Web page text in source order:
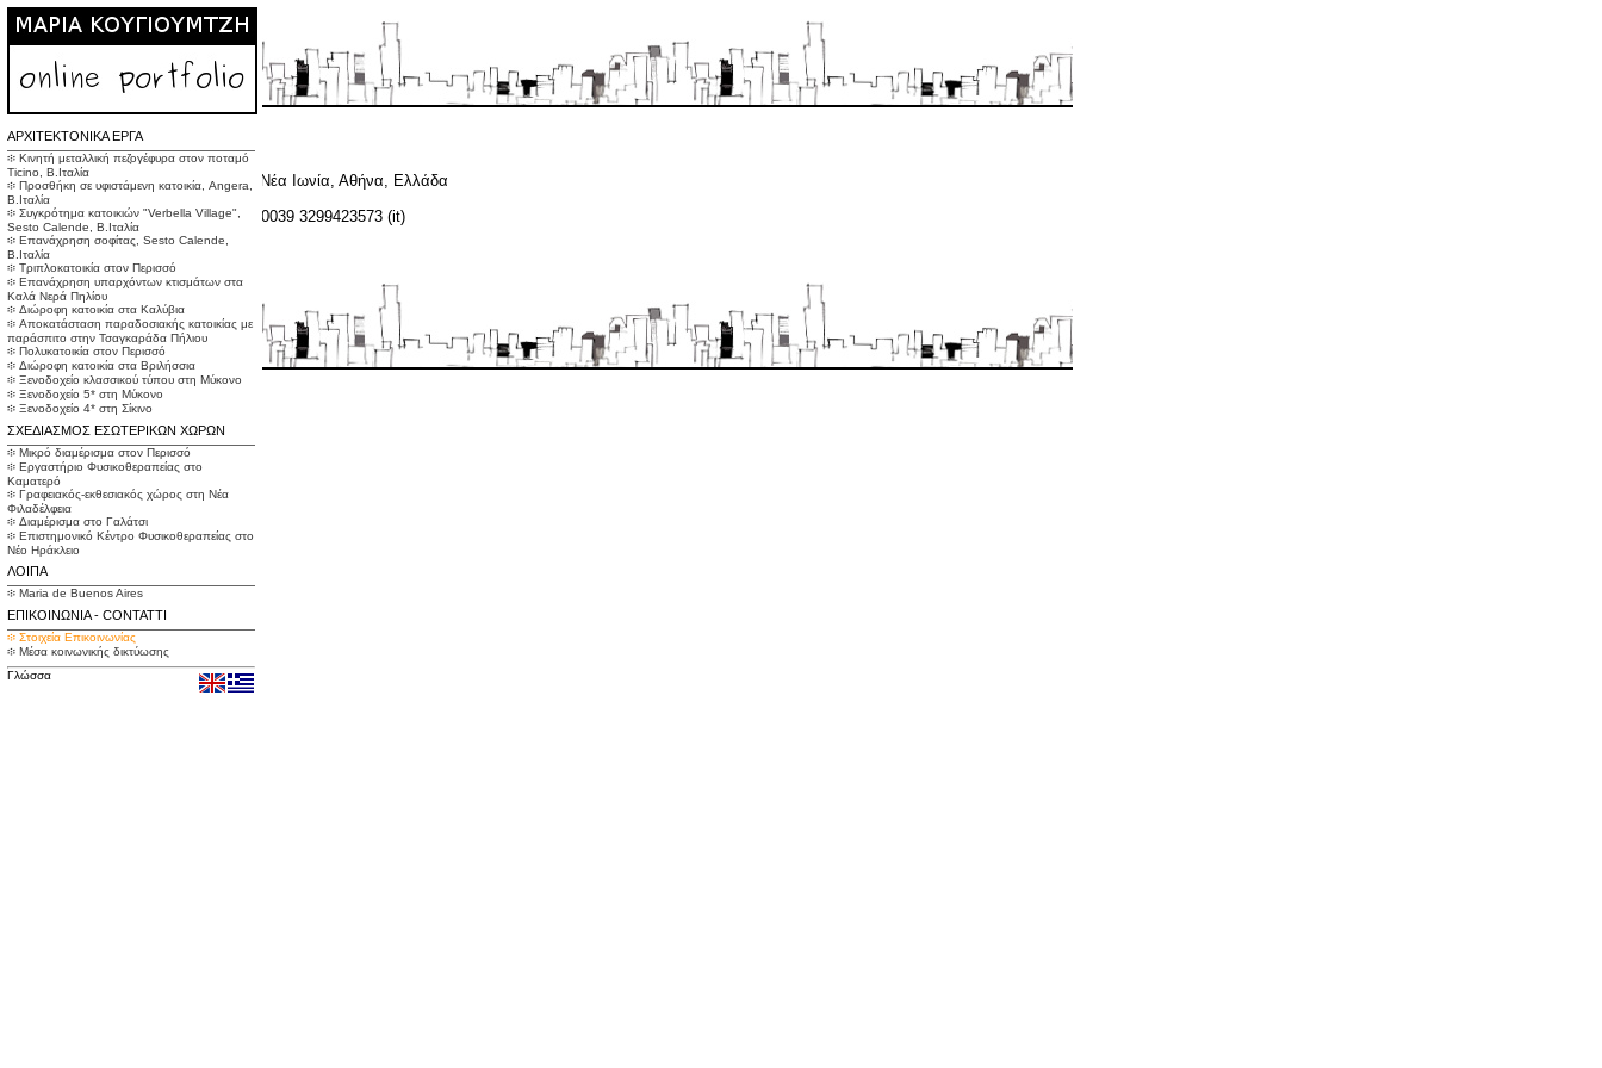
ΑΡΧΙΤΕΚΤΟΝΙΚΑ ΕΡΓΑ
፨ Κινητή μεταλλική πεζογέφυρα στον ποταμό
Ticino, Β.Ιταλία
፨ Προσθήκη σε υφιστάμενη κατοικία, Angera,
Β.Ιταλία
፨ Συγκρότημα κατοικιών "Verbella Village",
Sesto Calende, Β.Ιταλία
፨ Επανάχρηση σοφίτας, Sesto Calende,
Β.Ιταλία
፨ Τριπλοκατοικία στον Περισσό
፨ Επανάχρηση υπαρχόντων κτισμάτων στα
Καλά Νερά Πηλίου
፨ Διώροφη κατοικία στα Καλύβια
፨ Αποκατάσταση παραδοσιακής κατοικίας με
παράσπιτο στην Τσαγκαράδα Πήλιου
፨ Πολυκατοικία στον Περισσό
፨ Διώροφη κατοικία στα Βριλήσσια
፨ Ξενοδοχείο κλασσικού τύπου στη Μύκονο
፨ Ξενοδοχείο 5* στη Μύκονο
፨ Ξενοδοχείο 4* στη Σίκινο
ΣΧΕΔΙΑΣΜΟΣ ΕΣΩΤΕΡΙΚΩΝ ΧΩΡΩΝ
፨ Μικρό διαμέρισμα στον Περισσό
፨ Εργαστήριο Φυσικοθεραπείας στο
Καματερό
፨ Γραφειακός-εκθεσιακός χώρος στη Νέα
Φιλαδέλφεια
፨ Διαμέρισμα στο Γαλάτσι
፨ Επιστημονικό Κέντρο Φυσικοθεραπείας στο
Νέο Ηράκλειο
ΛΟΙΠΑ
፨ Maria de Buenos Aires
ΕΠΙΚΟΙΝΩΝΙΑ - CONTATTI
፨ Στοιχεία Επικοινωνίας
፨ Μέσα κοινωνικής δικτύωσης
Γλώσσα
Στοιχεία Επικοινωνίας
Διεύθυνση:Κολοκοτρώνη 12, 14232, Νέα Ιωνία, Αθήνα, Ελλάδα
Τηλέφωνο:
κινητό τηλέφωνο:0030 6946005969 , 0039 3299423573 (it)
email: mary.kougioumtzi@gmail.com
Built withIndexhibit
Design bysavysok